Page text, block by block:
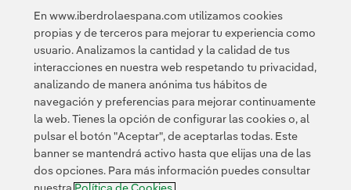
Innovación
Innovación en
Innovación
colaborativa
Next Generation EU
Ciberseguridad en
España
Smart Grids
Innovation Hub
En www.iberdrolaespana.com utilizamos cookies
propias y de terceros para mejorar tu experiencia como
usuario. Analizamos la cantidad y la calidad de tus
interacciones en nuestra web respetando tu privacidad,
analizando de manera anónima tus hábitos de
navegación y preferencias para mejorar continuamente
la web. Tienes la opción de configurar las cookies o, al
pulsar el botón "Aceptar", de aceptarlas todas. Este
banner se mantendrá activo hasta que elijas una de las
dos opciones. Para más información puedes consultar